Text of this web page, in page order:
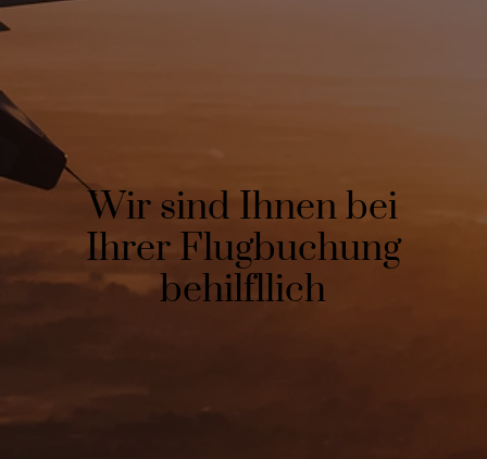
Wir sind Ihnen bei
Ihrer Flugbuchung
behilfllich